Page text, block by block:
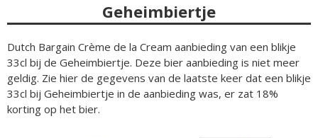
Geheimbiertje
Dutch Bargain Crème de la Cream aanbieding van een blikje
33cl bij de Geheimbiertje. Deze bier aanbieding is niet meer
geldig. Zie hier de gegevens van de laatste keer dat een blikje
33cl bij Geheimbiertje in de aanbieding was, er zat 18%
korting op het bier.